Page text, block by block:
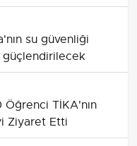
su güvenliği
TİKA'nın
Ziyaret Etti